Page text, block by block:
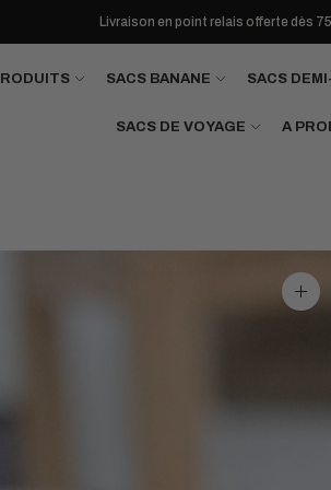
Livraison en point relais offerte dès
SACS BANANE SACS
SACS DE VOYAGE A